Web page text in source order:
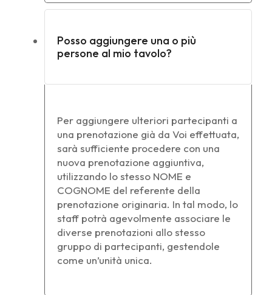
Posso aggiungere una o più
persone al mio tavolo?
Per aggiungere ulteriori partecipanti a
una prenotazione già da Voi effettuata,
sarà sufficiente procedere con una
nuova prenotazione aggiuntiva,
utilizzando lo stesso NOME e
COGNOME del referente della
prenotazione originaria. In tal modo, lo
staff potrà agevolmente associare le
diverse prenotazioni allo stesso
gruppo di partecipanti, gestendole
come un’unità unica.